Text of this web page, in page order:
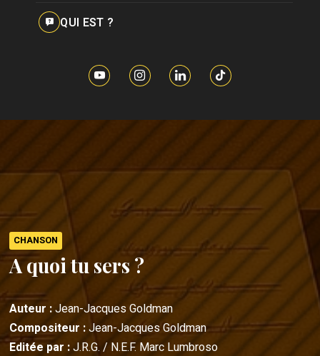
QUI EST ?
CHANSON
A quoi tu sers ?
Auteur :Jean-Jacques Goldman
Compositeur :Jean-Jacques Goldman
Editée par :J.R.G. / N.E.F. Marc Lumbroso